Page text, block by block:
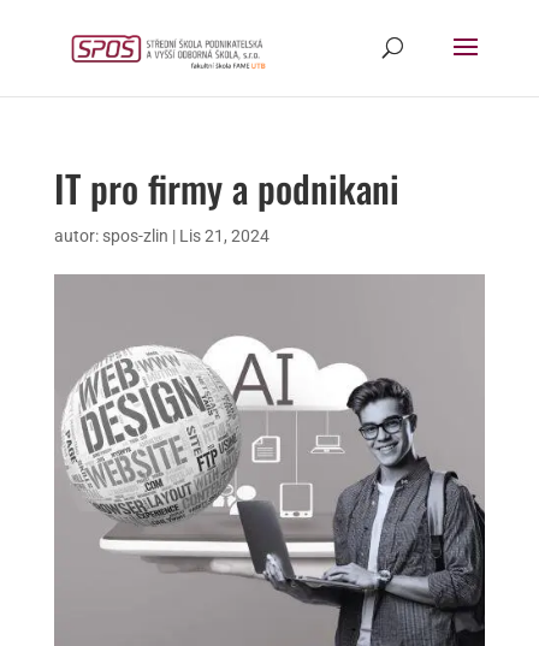
IT pro firmy a podnikani
autor: spos-zlin | Lis 21, 2024